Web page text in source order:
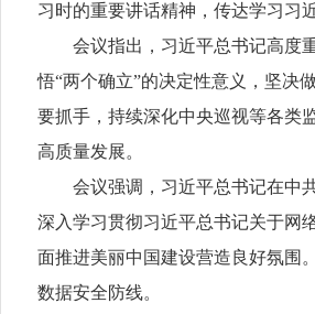
习时的重要讲话精神，传达学习习
会议指出，习近平总书记高度重
悟“两个确立”的决定性意义，坚决
要抓手，持续深化中央巡视等各类
高质量发展。
会议强调，习近平总书记在中共
深入学习贯彻习近平总书记关于网
面推进美丽中国建设营造良好氛围
数据安全防线。